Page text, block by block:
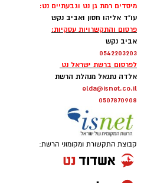
מיסדים רמת גן נט וגבעתיים נט:
עו"ד אליהו חסון ואביב נקש
פרסום והתקשרויות עסקיות:
אביב נקש
0542203203
לפרסום ברשת ישראל נט
אלדה נתנאל מנהלת הרשת
elda@isnet.co.il
0507870908
קבוצת התקשורת ומקומוני הרשת: